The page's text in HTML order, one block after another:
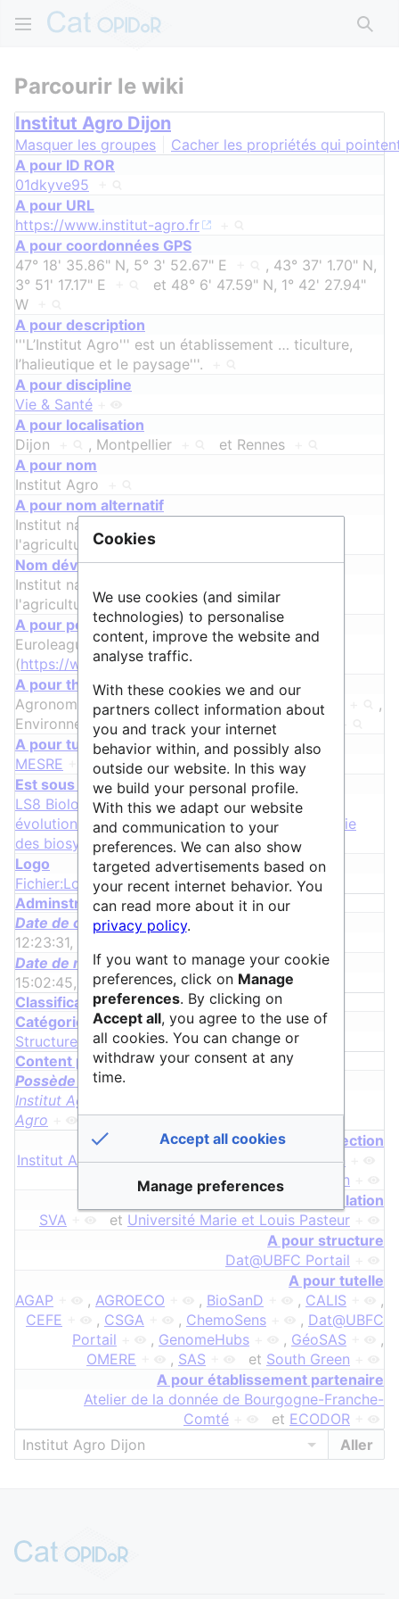
Parcourir le wiki
Institut Agro Dijon
Masquer les groupes
Cacher les propriétés qui
A pour ID ROR
01dkyve95
A pour URL
https://www.institut-agro.fr
A pour coordonnées GPS
47° 18' 35.86" N, 5° 3' 52.67" E
, 43° 37' 1.70" N,
3° 51' 17.17" E
et 48° 6' 47.59" N, 1° 42' 27.94"
W
A pour description
'''L’Institut Agro''' est un établissement … ticulture,
l’halieutique et le paysage'''.
A pour discipline
Vie & Santé
A pour localisation
Dijon
, Montpellier et Rennes
A pour nom
Institut Agro
A pour nom alternatif
Institut national d'enseignement supérieur pour
l'agriculture+
Nom développé ᵖ
Institut national d'enseignement supérieur pour
l'agriculture+
A pour portée internationale
Euroleague for Life Sciences
(https://www.euroleague-study.org/en
A pour thématique
Agronomie+ ,Agriculture+ ,Alimentation
,
Environnement+ ,Vin+ etHorticulture
A pour tutelle
MESRE
etMAASA +
Est sous discipline de Vie & Santé
LS8 Biologie environnementale, écologie et
évolution
etLS9 Biotechnologie et ingénierie
des biosystèmes +
Logo
Fichier:Logo institut agro.png +
Adminstrative properties
Date de création
12:23:31, 25 avril 2024
Date de modification
15:02:45, 16 décembre 2025+
Classification properties
Catégorie
Structure
Content properties
Possède une requête
Institut Agro
Agro
page de redirection
Institut Agro Montpellier + ,Institut Agro Dijon
etAgro Dijon
A pour relation
SVA
et Université Marie et Louis Pasteur
A pour structure
Dat@UBFC Portail
A pour tutelle
AGAP
, AGROECO , BioSanD , CALIS
,
CEFE
, CSGA , ChemoSens , Dat@UBFC
Portail
, GenomeHubs , GéoSAS
,
OMERE
, SAS et South Green
A pour établissement partenaire
Atelier de la donnée de Bourgogne-Franche-
Comté
et ECODOR
Cookies
We use cookies (and similar
technologies) to personalise
content, improve the website and
analyse traffic.
With these cookies we and our
partners collect information about
you and track your internet
behavior within, and possibly also
outside our website. In this way
we build your personal profile.
With this we adapt our website
and communication to your
preferences. We can also show
targeted advertisements based on
your recent internet behavior. You
can read more about it in our
privacy policy.
If you want to manage your cookie
preferences, click on Manage
preferences. By clicking on
Accept all, you agree to the use of
all cookies. You can change or
withdraw your consent at any
time.
Accept all cookies
Manage preferences